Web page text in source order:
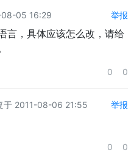
08-05 16:29 举报
言，具体应该怎么改，请给
0 0
于 2011-08-06 21:55 举报
0 0